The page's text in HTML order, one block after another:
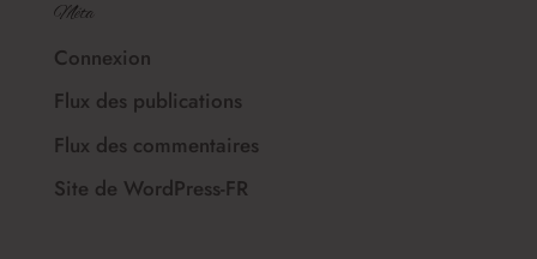
Méta
Connexion
Flux des publications
Flux des commentaires
Site de WordPress-FR